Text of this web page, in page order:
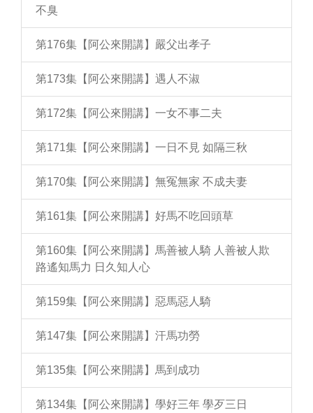
不臭
第176集【阿公來開講】嚴父出孝子
第173集【阿公來開講】遇人不淑
第172集【阿公來開講】一女不事二夫
第171集【阿公來開講】一日不見 如隔三秋
第170集【阿公來開講】無冤無家 不成夫妻
第161集【阿公來開講】好馬不吃回頭草
第160集【阿公來開講】馬善被人騎 人善被人欺
路遙知馬力 日久知人心
第159集【阿公來開講】惡馬惡人騎
第147集【阿公來開講】汗馬功勞
第135集【阿公來開講】馬到成功
第134集【阿公來開講】學好三年 學歹三日